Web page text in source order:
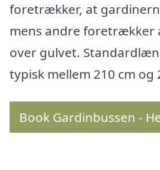
foretrækker, at
mens andre foretrækker
over gulvet.
typisk mellem 210 cm og
Book Gardinbussen -